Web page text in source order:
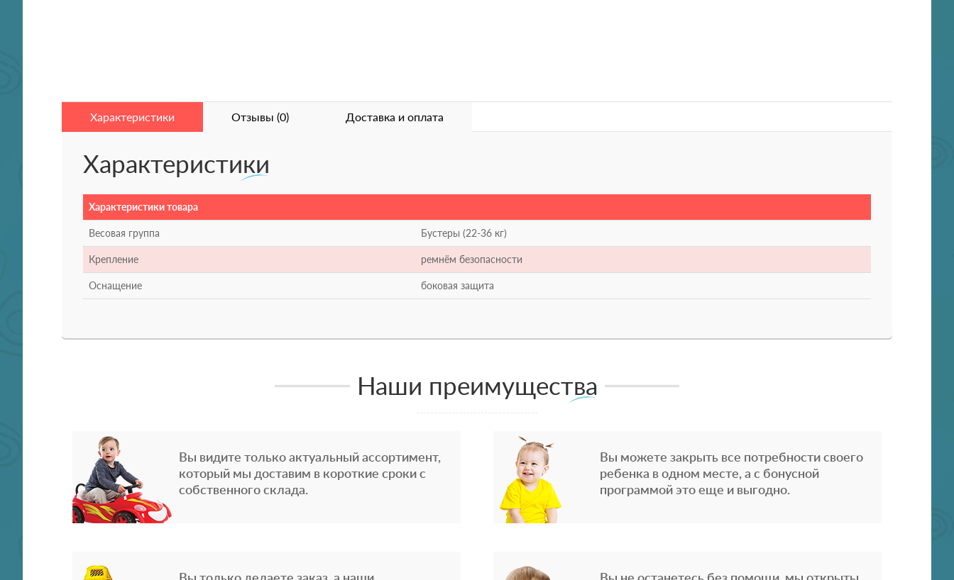
Характеристики Отзывы (0) Доставка и оплата
Характеристики
Характеристики товара
Весовая группа Бустеры (22-36 кг)
Крепление ремнём безопасности
Оснащение боковая защита
Наши преимущества
Вы видите только актуальный ассортимент,
который мы доставим в короткие сроки с
собственного склада.
Вы можете закрыть все потребности своего
ребенка в одном месте, а с бонусной
программой это еще и выгодно.